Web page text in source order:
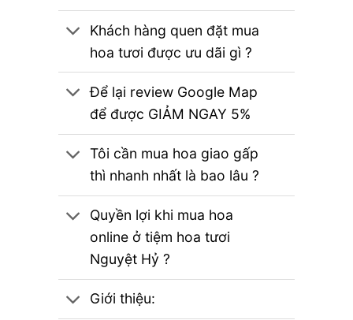
Khách hàng quen đặt mua
hoa tươi được ưu dãi gì ?
Để lại review Google Map
để được GIẢM NGAY 5%
Tôi cần mua hoa giao gấp
thì nhanh nhất là bao lâu ?
Quyền lợi khi mua hoa
online ở tiệm hoa tươi
Nguyệt Hỷ ?
Giới thiệu: